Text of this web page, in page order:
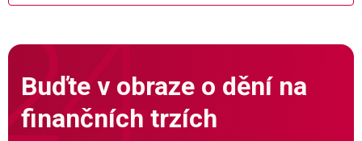
Buďte v obraze o dění na
finančních trzích